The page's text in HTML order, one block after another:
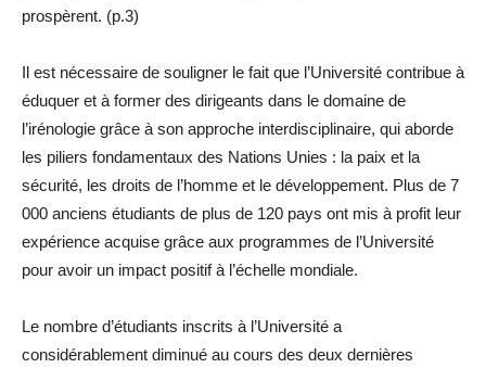
prospèrent. (p.3)
Il est nécessaire de souligner le fait que l’Université contribue à
éduquer et à former des dirigeants dans le domaine de
l’irénologie grâce à son approche interdisciplinaire, qui aborde
les piliers fondamentaux des Nations Unies : la paix et la
sécurité, les droits de l’homme et le développement. Plus de 7
000 anciens étudiants de plus de 120 pays ont mis à profit leur
expérience acquise grâce aux programmes de l’Université
pour avoir un impact positif à l’échelle mondiale.
Le nombre d’étudiants inscrits à l’Université a
considérablement diminué au cours des deux dernières